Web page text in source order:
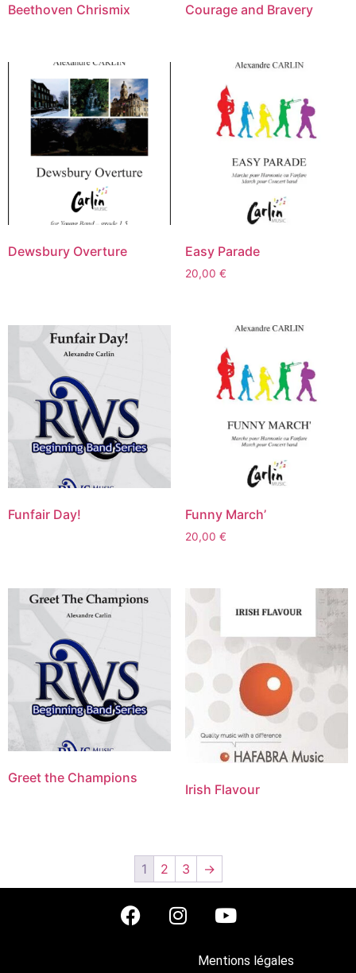
Beethoven Chrismix Courage and Bravery
Dewsbury Overture Easy Parade
20,00 €
Funfair Day! Funny March’
20,00 €
Greet the Champions
Irish Flavour
1 2 3 →
Mentions légales